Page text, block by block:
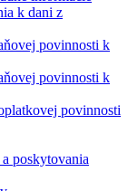
k dani z
povinnosti k
povinnosti k
povinnosti
poskytovania